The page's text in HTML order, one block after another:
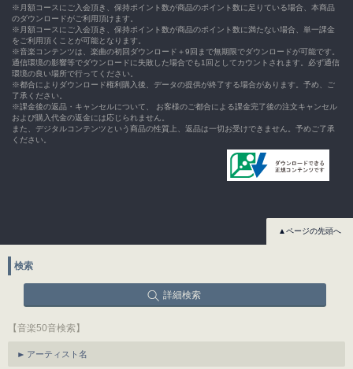
※月額コースにご入会頂き、保持ポイント数が商品のポイント数に足りている場合、本商品
のダウンロードがご利用頂けます。
※月額コースにご入会頂き、保持ポイント数が商品のポイント数に満たない場合、単一課金
をご利用頂くことが可能となります。
※音楽コンテンツは、楽曲の初回ダウンロード＋9回まで無期限でダウンロードが可能です。
通信環境の影響等でダウンロードに失敗した場合でも1回としてカウントされます。必ず通信
環境の良い場所で行ってください。
※都合によりダウンロード権利購入後、データの提供が終了する場合があります。予め、ご
了承ください。
※課金後の返品・キャンセルについて、 お客様のご都合による課金完了後の注文キャンセル
および購入代金の返金には応じられません。
また、デジタルコンテンツという商品の性質上、返品は一切お受けできません。予めご了承
ください。
▲ページの先頭へ
検索
詳細検索
【音楽50音検索】
アーティスト名